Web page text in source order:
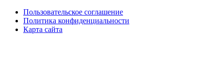
Пользовательское соглашение
Политика конфиденциальности
Карта сайта